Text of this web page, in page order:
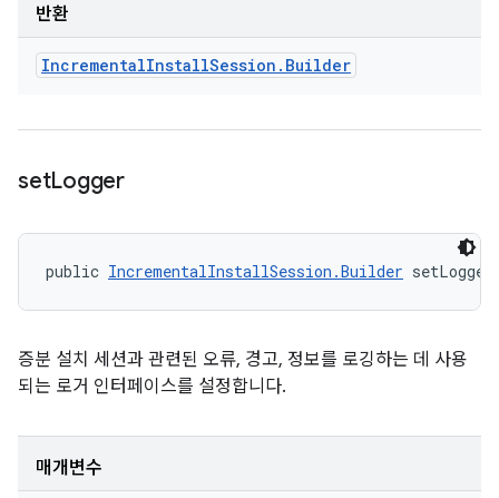
반환
IncrementalInstallSession . Builder
setLogger
public IncrementalInstallSession.Builder
증분 설치 세션과 관련된 오류, 경고, 정보를 로깅하는 데 사용
되는 로거 인터페이스를 설정합니다.
매개변수